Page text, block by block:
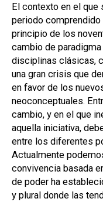
El contexto en el que
periodo
principio de los
cambio de
disciplinas clásicas,
una gran crisis que
en favor de los
neoconceptuales.
cambio, y en el que
aquella iniciativa,
entre los diferentes
Actualmente
convivencia basada
de poder ha
y plural donde las